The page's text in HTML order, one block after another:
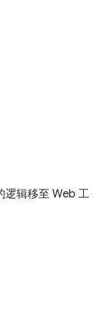
逻辑移至 Web 工